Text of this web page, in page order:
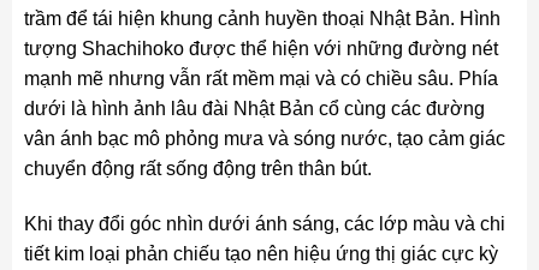
trầm để tái hiện khung cảnh huyền thoại Nhật Bản. Hình
tượng Shachihoko được thể hiện với những đường nét
mạnh mẽ nhưng vẫn rất mềm mại và có chiều sâu. Phía
dưới là hình ảnh lâu đài Nhật Bản cổ cùng các đường
vân ánh bạc mô phỏng mưa và sóng nước, tạo cảm giác
chuyển động rất sống động trên thân bút.
Khi thay đổi góc nhìn dưới ánh sáng, các lớp màu và chi
tiết kim loại phản chiếu tạo nên hiệu ứng thị giác cực kỳ